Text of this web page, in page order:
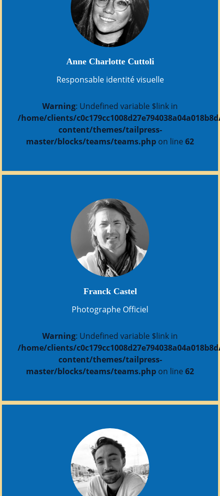
Anne Charlotte Cuttoli
Responsable identité visuelle
Warning: Undefined variable $link in
/home/clients/
content/themes/tailpress-
master/blocks/teams/teams.php on line 62
Franck Castel
Photographe Officiel
Warning: Undefined variable $link in
/home/clients/
content/themes/tailpress-
master/blocks/teams/teams.php on line 62